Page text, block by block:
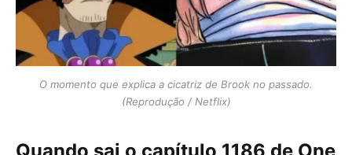
O momento que explica a cicatriz de Brook no passado.
(Reprodução / Netflix)